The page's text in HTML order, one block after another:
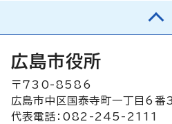
広島市役所
〒730-8586
広島市中区国泰寺町一丁目6番
代表電話：082-245-2111